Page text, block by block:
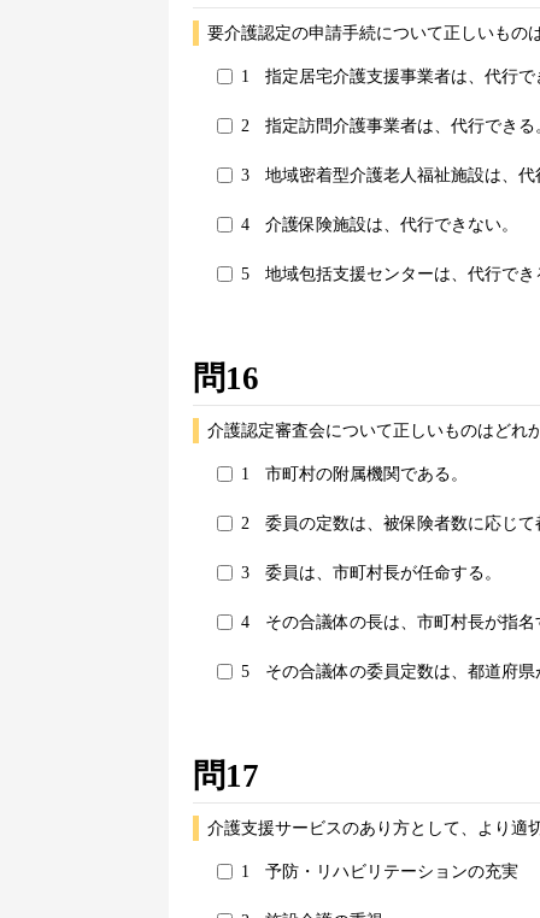
要介護認定の申請手続について正しいもの
1 指定居宅介護支援事業者は、代行で
2 指定訪問介護事業者は、代行できる
3 地域密着型介護老人福祉施設は、
4 介護保険施設は、代行できない。
5 地域包括支援センターは、代行でき
問16
介護認定審査会について正しいものはどれ
1 市町村の附属機関である。
2 委員の定数は、被保険者数に応じ
3 委員は、市町村長が任命する。
4 その合議体の長は、市町村長が指名
5 その合議体の委員定数は、都道府
問17
介護支援サービスのあり方として、より適
1 予防・リハビリテーションの充実